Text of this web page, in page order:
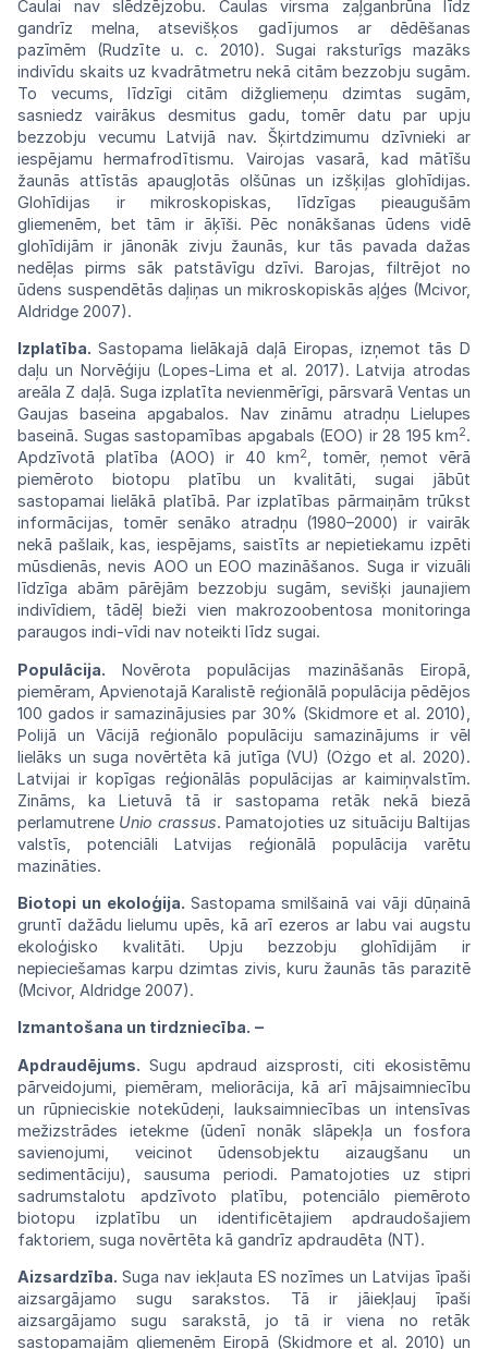
Čaulai nav slēdzējzobu. Čaulas virsma zaļganbrūna līdz
gandrīz melna, atsevišķos gadījumos ardēdēšanas
pazīmēm
(Rudzīte u. c. 2010). Sugai raksturīgs mazāks
indivīdu skaits uz kvadrātmetru nekā citām bezzobju sugām.
To vecums, līdzīgi citām dižgliemeņu dzimtassugām,
sasniedz vairākus desmitus gadu, tomērdatupar upju
bezzobju vecumu Latvijā nav. Šķirtdzimumu dzīvnieki ar
iespējamuhermafrodītismu. Vairojasvasarā, kad mātīšu
žaunās attīstās apaugļotās olšūnas unizšķiļasglohīdijas.
Glohīdijas ir mikroskopiskas, līdzīgas pieaugušām
gliemenēm, bet tām ir āķīši.Pēcnonākšanas ūdens vidē
glohīdijām ir jānonāk zivju žaunās, kur tās pavada dažas
nedēļas pirms sāk patstāvīgudzīvi.Barojas, filtrējot no
ūdens suspendētāsdaļiņasun mikroskopiskās aļģes (Mcivor,
Aldridge 2007).
Izplatība. Sastopama lielākajā daļā Eiropas, izņemot tās D
daļu un Norvēģiju (Lopes‐Lima et al. 2017). Latvija atrodas
areāla Z daļā. Suga izplatīta nevienmērīgi, pārsvarā Ventas un
Gaujas baseina apgabalos. Nav zināmu atradņu Lielupes
baseinā. Sugas sastopamības apgabals (EOO) ir 28 195 km2.
Apdzīvotā platība (AOO) ir 40 km2, tomēr, ņemot vērā
piemēroto biotopu platību un kvalitāti, sugai jābūt
sastopamai lielākā platībā. Par izplatības pārmaiņām trūkst
informācijas, tomēr senāko atradņu (1980–2000) ir vairāk
nekā pašlaik, kas, iespējams, saistīts ar nepietiekamu izpēti
mūsdienās, nevis AOO un EOO mazināšanos. Suga ir vizuāli
līdzīga abām pārējām bezzobju sugām, sevišķi jaunajiem
indivīdiem, tādēļbieži vien makrozoobentosamonitoringa
paraugos indi-vīdi nav noteikti līdz sugai.
Populācija. Novērota populācijas mazināšanās Eiropā,
piemēram, ApvienotajāKaralistē reģionālā populācija pēdējos
100 gados ir samazinājusies par 30% (Skidmore et al. 2010),
Polijā un Vācijā reģionālo populācijusamazinājums ir vēl
lielāks un suga novērtēta kā jutīga (VU) (Ożgo et al. 2020).
Latvijai ir kopīgas reģionālās populācijas arkaimiņvalstīm.
Zināms, ka Lietuvā tā ir sastopama retāk
nekā biezā
perlamutrene Unio crassus. Pamatojotiesuz situāciju Baltijas
valstīs, potenciāli
Latvijas reģionālā populācija varētu
mazināties.
Biotopi un ekoloģija. Sastopama smilšainā vai vāji dūņainā
gruntī dažādu lielumu upēs, kā arī ezeros ar labu vai augstu
ekoloģisko kvalitāti. Upju bezzobju glohīdijām ir
nepieciešamas karpu dzimtas zivis, kuru žaunās tās parazitē
(Mcivor, Aldridge 2007).
Izmantošana un tirdzniecība. ‒
Apdraudējums. Sugu apdraud aizsprosti,citiekosistēmu
pārveidojumi, piemēram, meliorācija, kā arī mājsaimniecību
unrūpnieciskienotekūdeņi, lauksaimniecības unintensīvas
mežizstrādes ietekme (ūdenī nonāk slāpekļa un fosfora
savienojumi, veicinot ūdensobjektu aizaugšanu un
sedimentāciju), sausuma periodi. Pamatojoties uz stipri
sadrumstalotu apdzīvoto platību, potenciālo piemēroto
biotopu izplatību un identificētajiem apdraudošajiem
faktoriem, suga novērtēta kā gandrīz apdraudēta (NT).
Aizsardzība. Suga nav iekļauta ES nozīmes un Latvijas īpaši
aizsargājamo sugu sarakstos. Tā ir jāiekļauj īpaši
aizsargājamo sugu sarakstā, jo tā ir viena no retāk
sastopamajām gliemenēm Eiropā (Skidmore et al. 2010) un